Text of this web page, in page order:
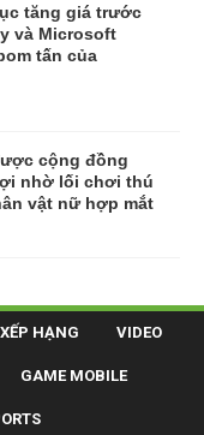
tăng giá trước
và Microsoft
tấn của
cộng đồng
nhờ lối chơi thú
vật nữ hợp mắt
HẠNG VIDEO
GAME MOBILE